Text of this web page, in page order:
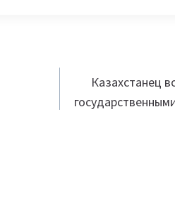
Казахстанец